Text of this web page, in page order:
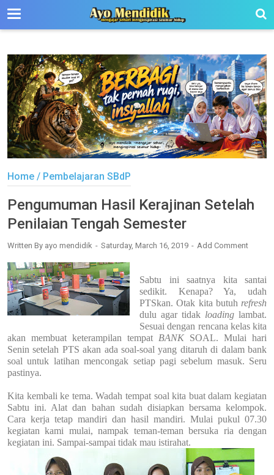
-->
Home / Pembelajaran SBdP
Pengumuman Hasil Kerajinan Setelah
Penilaian Tengah Semester
Written By ayo mendidik Saturday, March 16, 2019 Add Comment
Sabtu ini saatnya kita santai
sedikit. Kenapa? Ya, udah
PTSkan. Otak kita butuh refresh
dulu agar tidak loading lambat.
Sesuai dengan rencana kelas kita
akan membuat keterampilan tempat BANK SOAL. Mulai hari
Senin setelah PTS akan ada soal-soal yang ditaruh di dalam bank
soal untuk latihan mencongak setiap pagi sebelum masuk. Seru
pastinya.
Kita kembali ke tema. Wadah tempat soal kita buat dalam kegiatan
Sabtu ini. Alat dan bahan sudah disiapkan bersama kelompok.
Cara kerja tetap mandiri dan hasil mandiri. Mulai pukul 07.30
kegiatan kami mulai, nampak teman-teman bersuka ria dengan
kegiatan ini. Sampai-sampai tidak mau istirahat.